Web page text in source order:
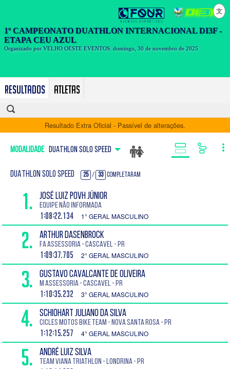
Resultados Atletas
文
Resultado Extra Oficial - Passível de alterações.
Modalidade DUATHLON SOLO SPEED
DUATHLON SOLO SPEED 25 / 33 Completaram
1. JOSÉ LUIZ POVH JÚNIOR
Equipe Não Informada
1:08:22.134 1° GERAL MASCULINO
2. ARTHUR DASENBROCK
FA Assessoria - Cascavel - PR
1:09:37.705 2° GERAL MASCULINO
3. GUSTAVO CAVALCANTE DE OLIVEIRA
M Assessoria - Cascavel - PR
1:10:35.232 3° GERAL MASCULINO
4. SCHIOHART JULIANO DA SILVA
Cicles Motos Bike Team - Nova Santa Rosa - PR
1:12:15.257 4° GERAL MASCULINO
5. ANDRÉ LUIZ SILVA
Team Viana Triathlon - Londrina - PR